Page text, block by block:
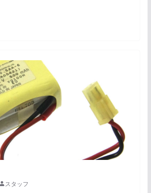
スタッフ